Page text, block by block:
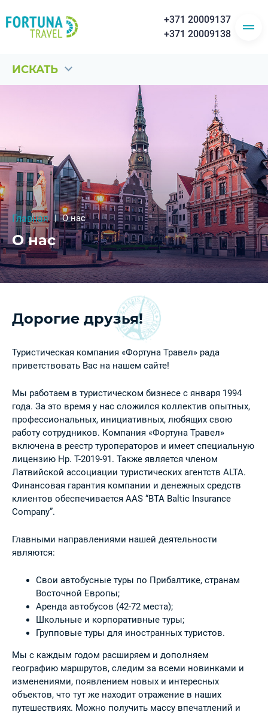
+371 20009137
+371 20009138
ИСКАТЬ
Главная О нас
О нас
Дорогие друзья!
Туристическая компания «Фортуна Травел» рада
приветствовать Вас на нашем сайте!
Мы работаем в туристическом бизнесе с января 1994
года. За это время у нас сложился коллектив опытных,
профессиональных, инициативных, любящих свою
работу сотрудников. Компания «Фортуна Травел»
включена в реестр туроператоров и имеет специальную
лицензию Нр. T-2019-91. Также является членом
Латвийской ассоциации туристических агентств ALTA.
Финансовая гарантия компании и денежных средств
клиентов обеспечивается AAS “BTA Baltic Insurance
Company”.
Главными направлениями нашей деятельности
являются:
Свои автобусные туры по Прибалтике, странам
Восточной Европы;
Аренда автобусов (42-72 места);
Школьные и корпоративные туры;
Групповые туры для иностранных туристов.
Мы с каждым годом расширяем и дополняем
географию маршрутов, следим за всеми новинками и
изменениями, появлением новых и интересных
объектов, что тут же находит отражение в наших
путешествиях. Можно получить массу впечатлений и